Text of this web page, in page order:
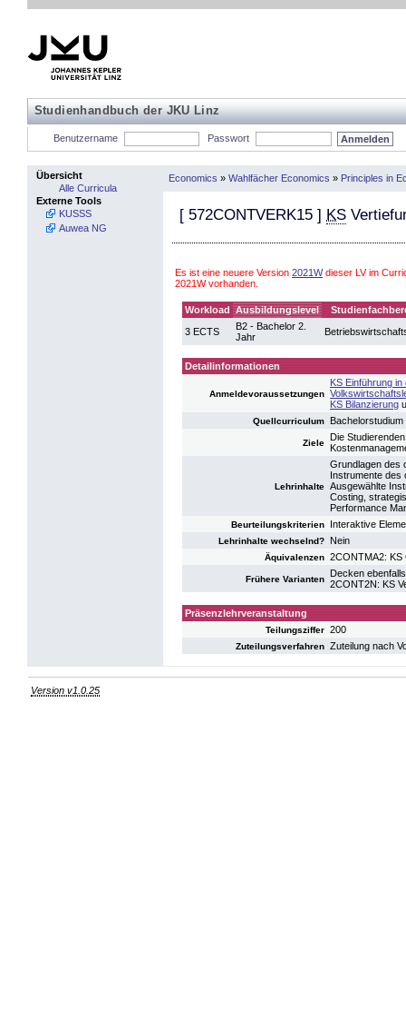
Studienhandbuch der JKU Linz
Benutzername Passwort
Übersicht
Alle Curricula
Externe Tools
KUSSS
Auwea NG
Economics » Wahlfächer Economics » Principles in
[ 572CONTVERK15 ] KS
Es ist eine neuere Version 2021Wdieser LV im
2021W vorhanden.
Workload Ausbildungslevel
3 ECTS
B2 - Bachelor 2.
Jahr
Detailinformationen
Anmeldevoraussetzungen
KS Einführung
KS Bilanzierung
Quellcurriculum
Ziele
Die
Lehrinhalte
Grundlagen des
Instrumente des
Ausgewählte
Costing,
Performance
Beurteilungskriterien Interaktive
Lehrinhalte wechselnd? Nein
Äquivalenzen 2CONTMA2: KS
Frühere Varianten
Decken
2CONT2N: KS
Präsenzlehrveranstaltung
Teilungsziffer 200
Zuteilungsverfahren Zuteilung nach
Version v1.0.25